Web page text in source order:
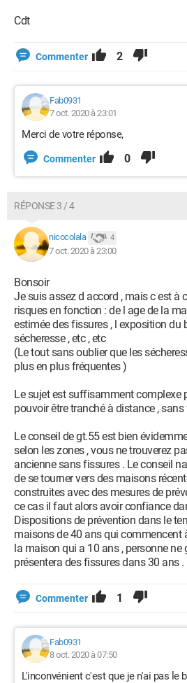
Cdt
Commenter 2
Fab0931
7 oct. 2020 à 23:01
Merci de votre réponse,
Commenter 0
RÉPONSE 3 / 4
nicocolala 4
7 oct. 2020 à 23:00
Bonsoir
Je suis assez d accord , mais c est à
risques en fonction : de l age de la
estimée des fissures , l exposition du
sécheresse , etc , etc
(Le tout sans oublier que les
plus en plus fréquentes )
Le sujet est suffisamment complexe
pouvoir être tranché à distance , sans
Le conseil de gt.55 est bien
selon les zones , vous ne trouverez
ancienne sans fissures . Le conseil
de se tourner vers des maisons
construites avec des mesures de
ce cas il faut alors avoir confiance
Dispositions de prévention dans le
maisons de 40 ans qui commencent
la maison qui a 10 ans , personne ne
présentera des fissures dans 30 ans .
Commenter 1
Fab0931
8 oct. 2020 à 07:50
L'inconvénient c'est que je n'ai pas le